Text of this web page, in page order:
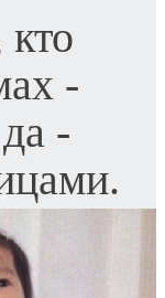
-
-